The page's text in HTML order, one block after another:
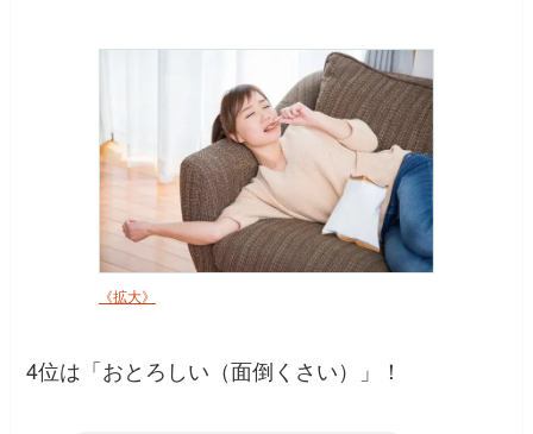
《拡大》
4位は「おとろしい（面倒くさい）」！